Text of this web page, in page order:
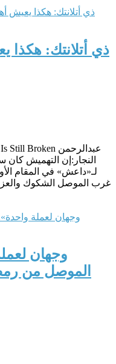
ذي أتلانتك: هكذا
النجار:إن التهميش كان
لـ«داعش» في المقام
غرب الموصل الشكوك
الموصل من